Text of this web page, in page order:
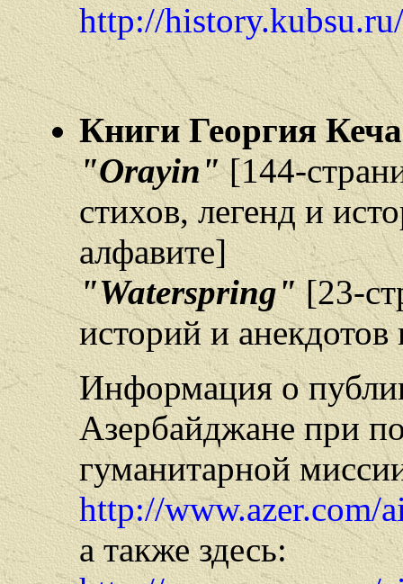
http://
Книги Георгия
"Orayin"[144-
стихов, легенд и
алфавите]
"Waterspring"[23-
историй и
Информация о
Азербайджане при
гуманитарной
http://www.azer.com/
а также здесь: